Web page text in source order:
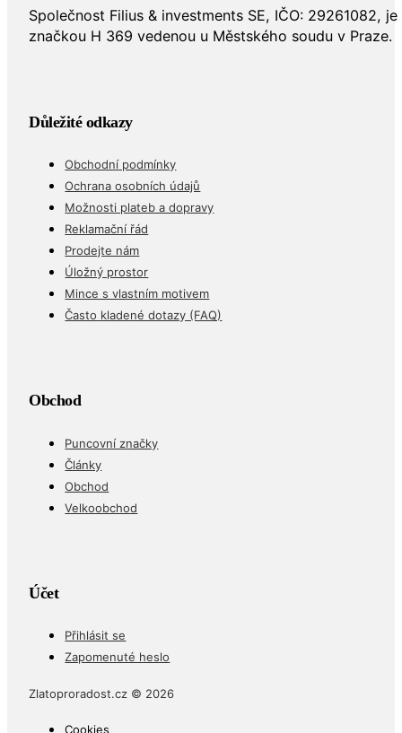
Společnost Filius & investments SE, IČO: 29261082,
značkou H 369 vedenou u Městského soudu v Praze.
Důležité odkazy
Obchodní podmínky
Ochrana osobních údajů
Možnosti plateb a dopravy
Reklamační řád
Prodejte nám
Úložný prostor
Mince s vlastním motivem
Často kladené dotazy (FAQ)
Obchod
Puncovní značky
Články
Obchod
Velkoobchod
Účet
Přihlásit se
Zapomenuté heslo
Zlatoproradost.cz © 2026
Cookies